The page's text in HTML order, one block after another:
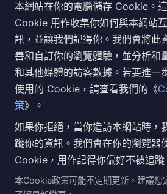
本網站在你的電腦儲存 Cookie。
Cookie 用作收集你如何與本網站
訊，並讓我們記得你。我們會將此
善和自訂你的瀏覽體驗，並分析和
和其他媒體的訪客數據。若要進一
使用的 Cookie，請查看我們的《
策》。
如果你拒絕，當你造訪本網站時，
蹤你的資訊。我們會在你的瀏覽器
Cookie，用作記得你偏好不被追蹤
本Cookie政策可能不定期更新，建議您